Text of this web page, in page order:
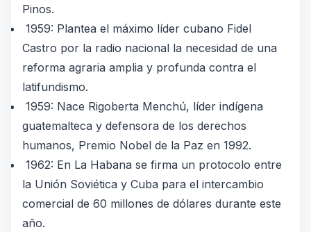
Pinos.
1959: Plantea el máximo líder cubano Fidel
Castro por la radio nacional la necesidad de una
reforma agraria amplia y profunda contra el
latifundismo.
1959: Nace Rigoberta Menchú, líder indígena
guatemalteca y defensora de los derechos
humanos, Premio Nobel de la Paz en 1992.
1962: En La Habana se firma un protocolo entre
la Unión Soviética y Cuba para el intercambio
comercial de 60 millones de dólares durante este
año.